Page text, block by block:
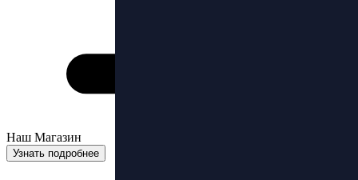
Наш Магазин
Узнать подробнее